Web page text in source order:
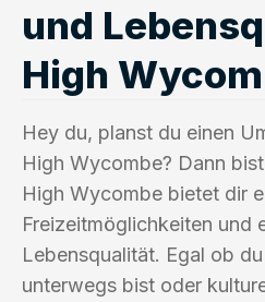
und
High
Hey du, planst du einen
High Wycombe? Dann
High Wycombe bietet dir
Freizeitmöglichkeiten und
Lebensqualität. Egal ob
unterwegs bist oder